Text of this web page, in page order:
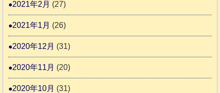
2021年2月 (27)
2021年1月 (26)
2020年12月 (31)
2020年11月 (20)
2020年10月 (31)